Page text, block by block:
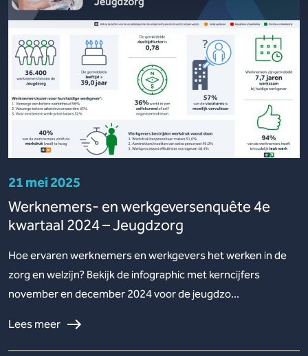
21 mei 2025
Werknemers- en werkgeversenquête 4e
kwartaal 2024 – Jeugdzorg
Hoe ervaren werknemers en werkgevers het werken in de
zorg en welzijn? Bekijk de infographic met kerncijfers
november en december 2024 voor de jeugdzo...
Lees meer